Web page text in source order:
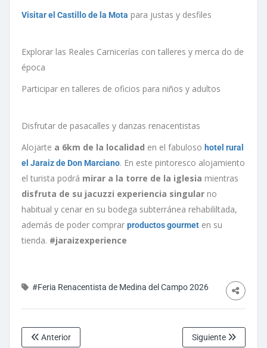
Visitar el Castillo de la Mota para justas y desfiles
Explorar las Reales Carnicerías con talleres y merca do de
época
Participar en talleres de oficios para niños y adultos
Disfrutar de pasacalles y danzas renacentistas
Alojarte a 6km de la localidad en el fabuloso hotel rural
el Jaraiz de Don Marciano. En este pintoresco alojamiento
el turista podrá mirar a la torre de la iglesia mientras
disfruta de su jacuzzi experiencia singular no
habitual y cenar en su bodega subterránea rehabililtada,
además de poder comprar productos gourmet en su
tienda. #jaraizexperience
#Feria Renacentista de Medina del Campo 2026
Anterior Siguiente